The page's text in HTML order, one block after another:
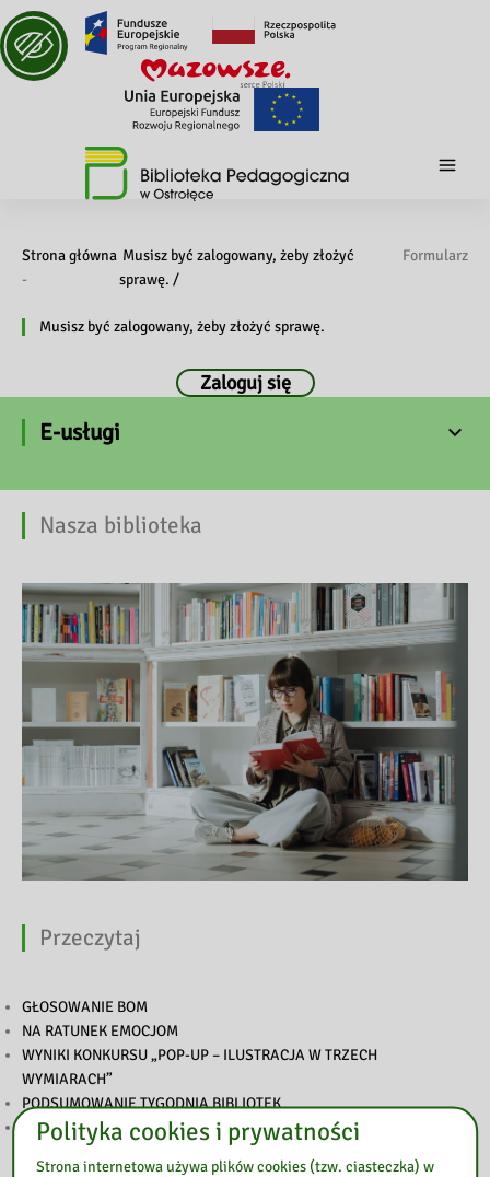
Strona główna
-
Musisz być zalogowany, żeby złożyć
sprawę. /
Formularz
Musisz być zalogowany, żeby złożyć sprawę.
Zaloguj się
E-usługi
Nasza biblioteka
Przeczytaj
GŁOSOWANIE BOM
NA RATUNEK EMOCJOM
WYNIKI KONKURSU „POP-UP – ILUSTRACJA W TRZECH
WYMIARACH”
PODSUMOWANIE TYGODNIA BIBLIOTEK
ZAPROSZENIE NA TYDZIEŃ BIBLIOTEK
Polityka cookies i prywatności
Strona internetowa używa plików cookies (tzw. ciasteczka) w